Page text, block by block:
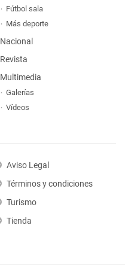
Fútbol sala
Más deporte
Nacional
Revista
Multimedia
Galerías
Vídeos
Aviso Legal
Términos y condiciones
Turismo
Tienda